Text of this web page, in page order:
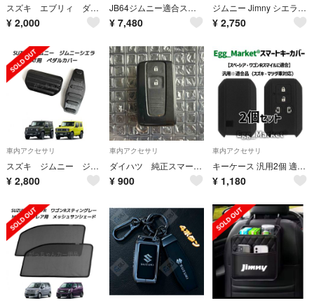
スズキ エブリィ ダッシュボード マット DA17W DA17V 社外 互換
¥ 2,000
JB64ジムニー適合スズキ純正ルームミラーカウル カーボンルック JB64W
¥ 7,480
ジムニー Jimny シエラ SUZUKI スズキ 収納 カー用品
¥ 2,750
車内アクセサリ
スズキ ジムニー ジムニーシエラ ジムニーノマド専用 アルミペダルカバー AT用 黒
¥ 2,800
車内アクセサリ
ダイハツ 純正スマートキー 007YUUL0277
¥ 900
車内アクセサリ
キーケース 汎用2個 適合 スペーシア ワゴンRスマイル ソリオ バンディット
¥ 1,180